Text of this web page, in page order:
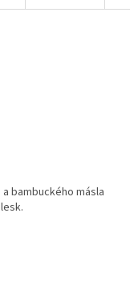
bambuckého másla